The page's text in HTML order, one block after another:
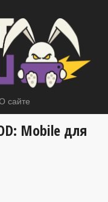
сайте
Mobile для